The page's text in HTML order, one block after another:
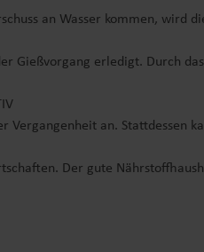
an Wasser kommen, wird
Gießvorgang erledigt. Durch
an. Stattdessen
Der gute